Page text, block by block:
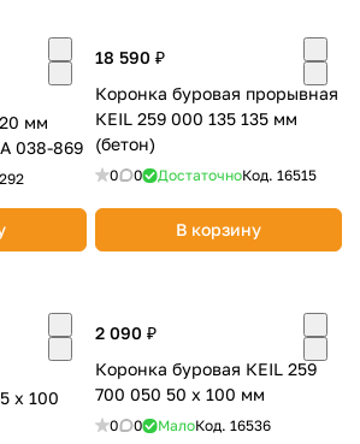
мм
038-869
18 590 ₽
Коронка буровая прорывная
КEIL 259 000 135 135 мм
(бетон)
0 0 ДостаточноКод. 16515
В корзину
х 100
2 090 ₽
Коронка буровая КEIL 259
700 050 50 х 100 мм
0 0 МалоКод. 16536
товары
сегодня только
любого банка
% будут
с вашей карты
2 недели